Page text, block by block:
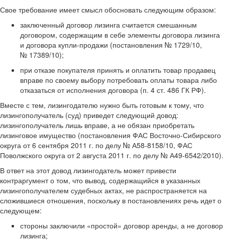
Свое требование имеет смысл обосновать следующим образом:
заключенный договор лизинга считается смешанным
договором, содержащим в себе элементы договора лизинга
и договора купли-продажи (постановления № 1729/10,
№ 17389/10);
при отказе покупателя принять и оплатить товар продавец
вправе по своему выбору потребовать оплаты товара либо
отказаться от исполнения договора (п. 4 ст. 486 ГК РФ).
Вместе с тем, лизингодателю нужно быть готовым к тому, что
лизингополучатель (суд) приведет следующий довод:
лизингополучатель лишь вправе, а не обязан приобретать
лизинговое имущество (постановления ФАС Восточно-Сибирского
округа от 6 сентября 2011 г. по делу № А58-8158/10, ФАС
Поволжского округа от 2 августа 2011 г. по делу № А49-6542/2010).
В ответ на этот довод лизингодатель может привести
контраргумент о том, что вывод, содержащийся в указанных
лизингополучателем судебных актах, не распространяется на
сложившиеся отношения, поскольку в постановлениях речь идет о
следующем:
стороны заключили «простой» договор аренды, а не договор
лизинга;